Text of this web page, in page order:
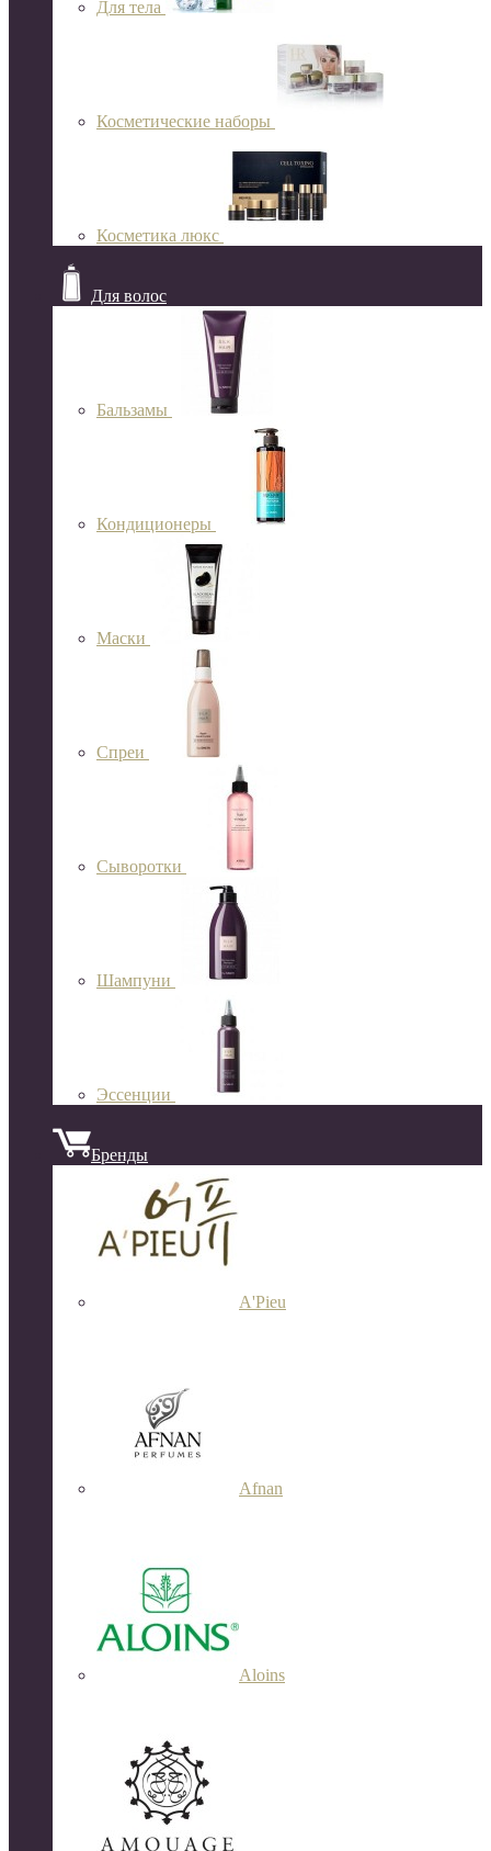
Для тела
Косметические наборы
Косметика люкс
Для волос
Бальзамы
Кондиционеры
Маски
Спреи
Сыворотки
Шампуни
Эссенции
Бренды
A'Pieu
Afnan
Aloins